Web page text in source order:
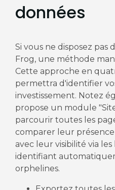
données
Si vous ne disposez pas
Frog, une méthode
Cette approche en
permettra d'identifier
investissement. Notez
propose un module
parcourir toutes les
comparer leur présence
avec leur visibilité via les
identifiant
orphelines.